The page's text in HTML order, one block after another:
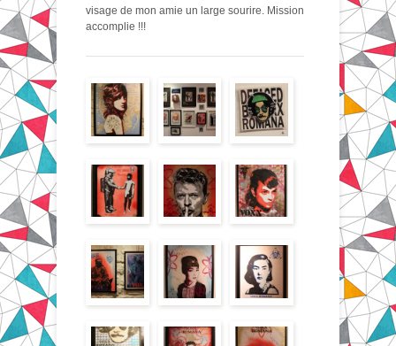
visage de mon amie un large sourire. Mission
accomplie !!!